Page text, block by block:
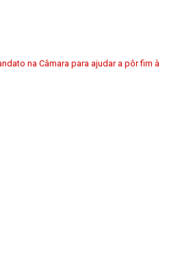
na Câmara para ajudar a pôr fim à